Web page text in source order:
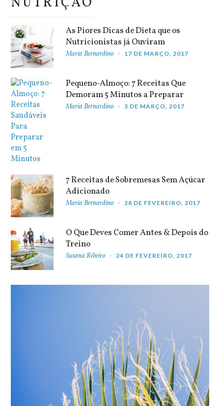
As Piores Dicas de Dieta que os
Nutricionistas já Ouviram
Maria Bernardino 17 DE MARÇO, 2017
Pequeno-Almoço: 7 Receitas Que
Demoram 5 Minutos a Preparar
Maria Bernardino 3 DE MARÇO, 2017
7 Receitas de Sobremesas Sem Açúcar
Adicionado
Maria Bernardino 28 DE FEVEREIRO, 2017
O Que Deves Comer Antes & Depois do
Treino
Susana Ribeiro 24 DE FEVEREIRO, 2017